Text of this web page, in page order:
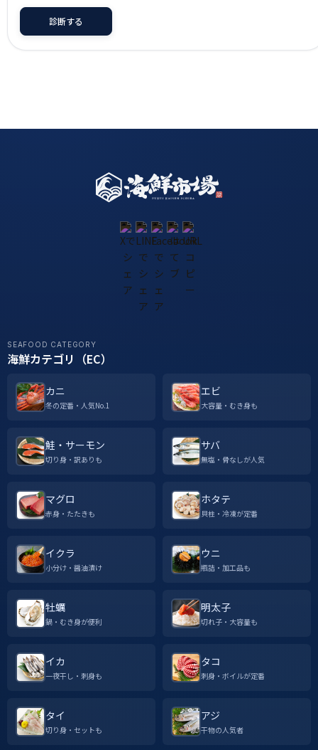
診断する
SEAFOOD CATEGORY
海鮮カテゴリ（EC）
カニ
冬の定番・人気No.1
エビ
大容量・むき身も
鮭・サーモン
切り身・訳ありも
サバ
無塩・骨なしが人気
マグロ
赤身・たたきも
ホタテ
貝柱・冷凍が定番
イクラ
小分け・醤油漬け
ウニ
瓶詰・加工品も
牡蠣
鍋・むき身が便利
明太子
切れ子・大容量も
イカ
一夜干し・刺身も
タコ
刺身・ボイルが定番
タイ
切り身・セットも
アジ
干物の人気者